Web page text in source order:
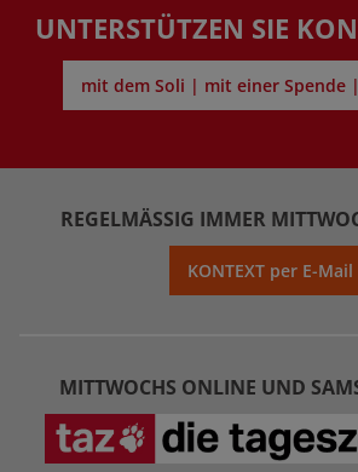
UNTERSTÜTZEN SIE
mit dem Soli | mit einer Spende
REGELMÄSSIG IMMER
KONTEXT per E-Mail
MITTWOCHS ONLINE UND